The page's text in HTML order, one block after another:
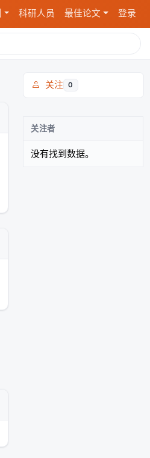
科研人员 最佳论文 登录
关注 0
关注者
没有找到数据。